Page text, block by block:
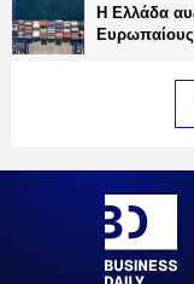
Η Ελλάδα
Ευρωπαίους